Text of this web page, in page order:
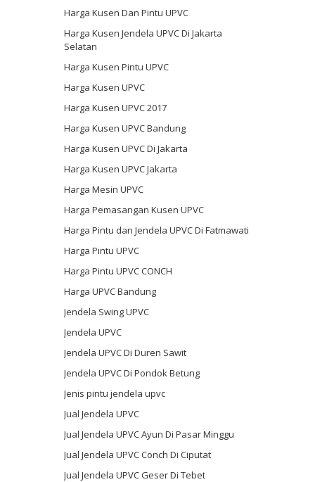
Harga Kusen Dan Pintu UPVC
Harga Kusen Jendela UPVC Di Jakarta
Selatan
Harga Kusen Pintu UPVC
Harga Kusen UPVC
Harga Kusen UPVC 2017
Harga Kusen UPVC Bandung
Harga Kusen UPVC Di Jakarta
Harga Kusen UPVC Jakarta
Harga Mesin UPVC
Harga Pemasangan Kusen UPVC
Harga Pintu dan Jendela UPVC Di Fatmawati
Harga Pintu UPVC
Harga Pintu UPVC CONCH
Harga UPVC Bandung
Jendela Swing UPVC
Jendela UPVC
Jendela UPVC Di Duren Sawit
Jendela UPVC Di Pondok Betung
Jenis pintu jendela upvc
Jual Jendela UPVC
Jual Jendela UPVC Ayun Di Pasar Minggu
Jual Jendela UPVC Conch Di Ciputat
Jual Jendela UPVC Geser Di Tebet